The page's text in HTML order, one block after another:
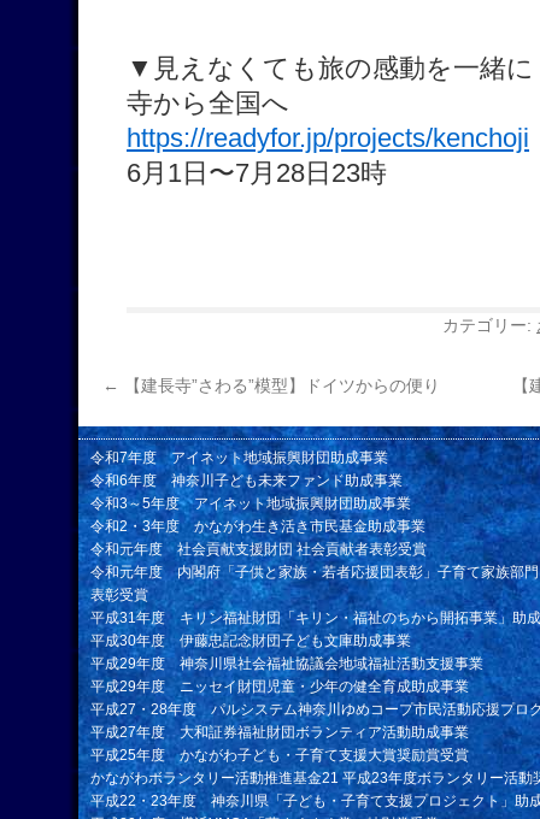
▼見えなくても旅の感動を一緒に
寺から全国へ
https://readyfor.jp/projects/kenchoji
6月1日〜7月28日23時
カテゴリー:
← 【建長寺”さわる”模型】ドイツからの便り
令和7年度 アイネット地域振興財団助成事業
令和6年度 神奈川子ども未来ファンド助成事業
令和3～5年度 アイネット地域振興財団助成事業
令和2・3年度 かながわ生き活き市民基金助成事業
令和元年度 社会貢献支援財団 社会貢献者表彰受賞
令和元年度 内閣府「子供と家族・若者応援団表彰」子育て家族部
表彰受賞
平成31年度 キリン福祉財団「キリン・福祉のちから開拓事業」助
平成30年度 伊藤忠記念財団子ども文庫助成事業
平成29年度 神奈川県社会福祉協議会地域福祉活動支援事業
平成29年度 ニッセイ財団児童・少年の健全育成助成事業
平成27・28年度 パルシステム神奈川ゆめコープ市民活動応援プロ
平成27年度 大和証券福祉財団ボランティア活動助成事業
平成25年度 かながわ子ども・子育て支援大賞奨励賞受賞
かながわボランタリー活動推進基金21 平成23年度ボランタリー活動
平成22・23年度 神奈川県「子ども・子育て支援プロジェクト」助